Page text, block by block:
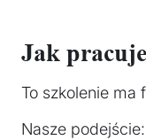
Jak
To szkolenie ma
Nasze podejście: